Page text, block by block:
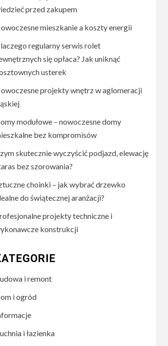
przed zakupem
mieszkanie a koszty energii
regularny serwis rolet
się opłaca? Jak uniknąć
usterek
projekty wnętrz w aglomeracji
modułowe – nowoczesne domy
bez kompromisów
skutecznie wyczyścić podjazd, elewację
bez szorowania?
choinki – jak wybrać drzewko
do świątecznej aranżacji?
projekty techniczne i
konstrukcji
i remont
i ogród
i łazienka